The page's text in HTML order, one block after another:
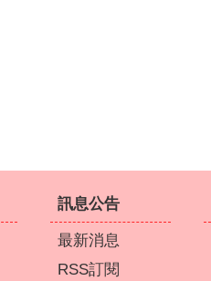
訊息公告
最新消息
RSS訂閱